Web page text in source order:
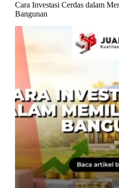
Cara Investasi Cerdas dalam
Bangunan